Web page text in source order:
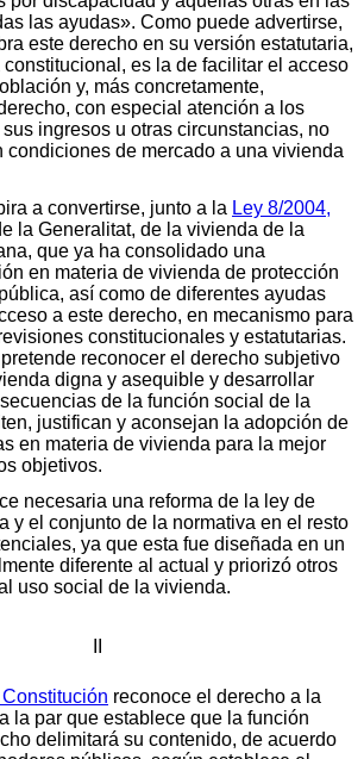
las ayudas». Como puede advertirse,
este derecho en su versión estatutaria,
es la de facilitar el acceso
y, más concretamente,
con especial atención a los
ingresos u otras circunstancias, no
condiciones de mercado a una vivienda
a convertirse, junto a la Ley 8/2004,
la Generalitat, de la vivienda de la
que ya ha consolidado una
en materia de vivienda de protección
así como de diferentes ayudas
a este derecho, en mecanismo para
constitucionales y estatutarias.
reconocer el derecho subjetivo
digna y asequible y desarrollar
de la función social de la
justifican y aconsejan la adopción de
en materia de vivienda para la mejor
objetivos.
necesaria una reforma de la ley de
y el conjunto de la normativa en el resto
ya que esta fue diseñada en un
diferente al actual y priorizó otros
uso social de la vivienda.
reconoce el derecho a la
la par que establece que la función
delimitará su contenido, de acuerdo